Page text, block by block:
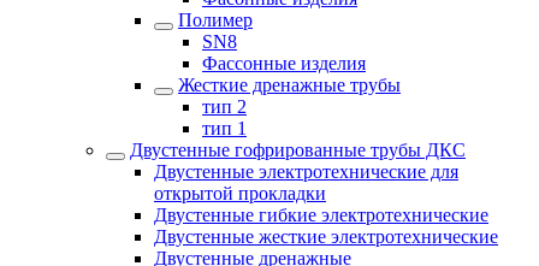
Полимер
SN8
Фассонные изделия
Жесткие дренажные трубы
тип 2
тип 1
Двустенные гофрированные трубы ДКС
Двустенные электротехнические для
открытой прокладки
Двустенные гибкие электротехнические
Двустенные жесткие электротехнические
Двустенные дренажные